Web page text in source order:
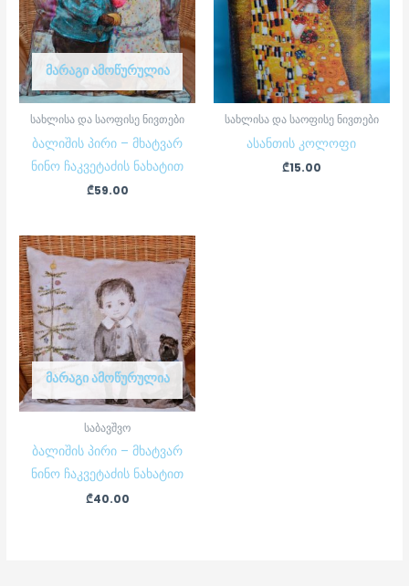
ᲛᲐᲠᲐᲒᲘ ᲐᲛᲝᲬᲣᲠᲣᲚᲘᲐ
სახლისა და საოფისე ნივთები
ბალიშის პირი – მხატვარ
ნინო ჩაკვეტაძის ნახატით
₾59.00
სახლისა და საოფისე ნივთები
ასანთის კოლოფი
₾15.00
ᲛᲐᲠᲐᲒᲘ ᲐᲛᲝᲬᲣᲠᲣᲚᲘᲐ
საბავშვო
ბალიშის პირი – მხატვარ
ნინო ჩაკვეტაძის ნახატით
₾40.00